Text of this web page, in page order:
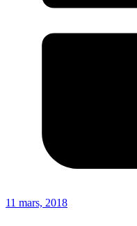
11 mars, 2018